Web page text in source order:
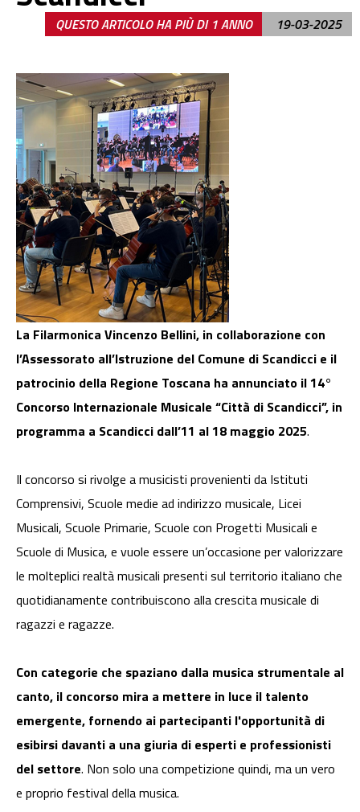
19-03-2025
QUESTO ARTICOLO HA PIÙ DI 1 ANNO
La Filarmonica Vincenzo Bellini, in collaborazione con
l’Assessorato all’Istruzione del Comune di Scandicci e il
patrocinio della Regione Toscana ha annunciato il 14°
Concorso Internazionale Musicale “Città di Scandicci”, in
programma a Scandicci dall’11 al 18 maggio 2025.
Il concorso si rivolge a musicisti provenienti da Istituti
Comprensivi, Scuole medie ad indirizzo musicale, Licei
Musicali, Scuole Primarie, Scuole con Progetti Musicali e
Scuole di Musica, e vuole essere un’occasione per valorizzare
le molteplici realtà musicali presenti sul territorio italiano che
quotidianamente contribuiscono alla crescita musicale di
ragazzi e ragazze.
Con categorie che spaziano dalla musica strumentale al
canto, il concorso mira a mettere in luce il talento
emergente, fornendo ai partecipanti l'opportunità di
esibirsi davanti a una giuria di esperti e professionisti
del settore. Non solo una competizione quindi, ma un vero
e proprio festival della musica.